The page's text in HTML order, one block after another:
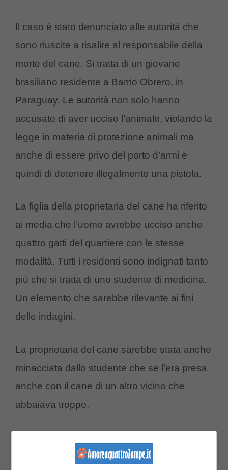
Il caso è stato denunciato alle autorità che
sono riuscite a risalire al responsabile della
morte del cane. Si tratta di un giovane
brasiliano residente a Barrio Obrero, in
Paraguay. Le autorità non solo hanno
accusato di aver ucciso l’animale, violando la
legge in materia di protezione animali ma
anche di essere privo del porto d’armi e
quindi di detenere illegalmente una pistola.
La figlia della proprietaria del cane ha riferito
ai media che l’uomo avrebbe ucciso anche
quattro gatti del quartiere con le stesse
modalità. Tutti i residenti sono indignati tanto
più che si tratta di uno studente di medicina.
Un elemento che sarebbe rilevante ai fini
delle indagini.
La proprietaria del cane sarebbe stata anche
minacciata dallo studente che se l’era presa
anche con il cane di un altro vicino che
abbaiava troppo.
comunali che hanno assicurato di voler